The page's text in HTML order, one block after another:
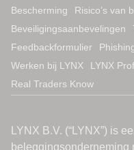
Bescherming
Risico’s van
Beveiligingsaanbevelingen
Feedbackformulier
Werken bij LYNX
LYNX
Real Traders Know